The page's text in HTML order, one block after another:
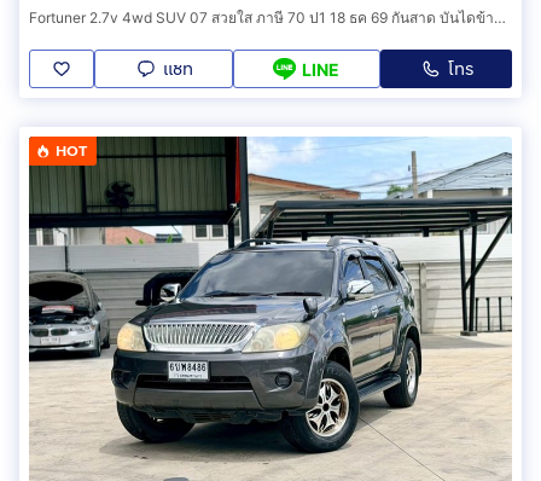
Fortuner 2.7v 4wd SUV 07 สวยใส ภาษี 70 ป1 18 ธค 69 กันสาด บันไดข้าง ล้อ Max สปอยเลอร์หลัง พรม 5D ชุดเครื่องเสียง ซับ จอ กล้อง ฯ
แชท LINE โทร
HOT